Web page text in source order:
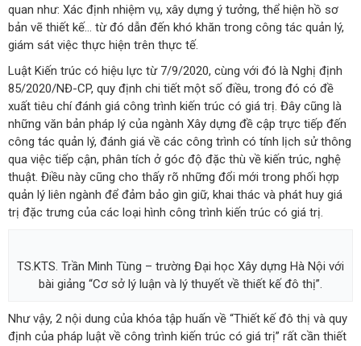
quan như: Xác định nhiệm vụ, xây dựng ý tưởng, thể hiện hồ sơ
bản vẽ thiết kế… từ đó dẫn đến khó khăn trong công tác quản lý,
giám sát việc thực hiện trên thực tế.
Luật Kiến trúc có hiệu lực từ 7/9/2020, cùng với đó là Nghị định
85/2020/NĐ-CP, quy định chi tiết một số điều, trong đó có đề
xuất tiêu chí đánh giá công trình kiến trúc có giá trị. Đây cũng là
những văn bản pháp lý của ngành Xây dựng đề cập trực tiếp đến
công tác quản lý, đánh giá về các công trình có tính lịch sử thông
qua việc tiếp cận, phân tích ở góc độ đặc thù về kiến trúc, nghệ
thuật. Điều này cũng cho thấy rõ những đổi mới trong phối hợp
quản lý liên ngành để đảm bảo gìn giữ, khai thác và phát huy giá
trị đặc trưng của các loại hình công trình kiến trúc có giá trị.
TS.KTS. Trần Minh Tùng – trường Đại học Xây dựng Hà Nội với
bài giảng “Cơ sở lý luận và lý thuyết về thiết kế đô thị”.
Như vậy, 2 nội dung của khóa tập huấn về “Thiết kế đô thị và quy
định của pháp luật về công trình kiến trúc có giá trị” rất cần thiết